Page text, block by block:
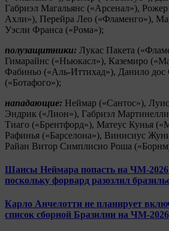
Габриэл Магальянс («Арсенал»),
Ахли»), Перейра Лео («Фламенго»),
Уэсли Франса («Рома»);
полузащитники: Лукас Пакета
Гимарайнс («Ньюкасл»), Каземиро
Фабиньо («Аль-Иттихад»), Данило дос
(«Ботафого»);
нападающие: Неймар («Сантос»),
Эндрик («Лион»), Габриэл
Тиаго («Брентфорд»), Матеус Кунья
Рафинья («Барселона»), Винисиус
Райан Витор Симплисио Роша
Шансы Неймара попасть на ЧМ-
поскольку форвард разозлил
Карло Анчелотти не планирует
список сборной Бразилии на ЧМ-2026